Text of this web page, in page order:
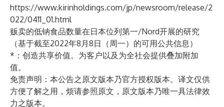
https://www.kirinholdings.com/jp/newsroom/release/2
022/0411_01.html
贩卖的低钠食品数量在日本位列第一/Nord开展的研究
（基于截至2022年8月8日（周一）的可用公共信息）
*：创造共享价值。为客户以及为全社会提供叠加附加
值。
免责声明：本公告之原文版本乃官方授权版本。译文仅供
方便了解之用，烦请参照原文，原文版本乃唯一具法律效
力之版本。